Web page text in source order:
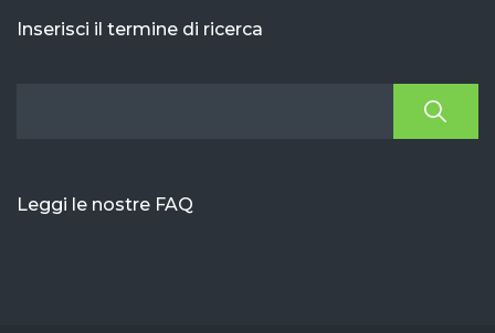
Inserisci il termine di ricerca
Leggi le nostre FAQ